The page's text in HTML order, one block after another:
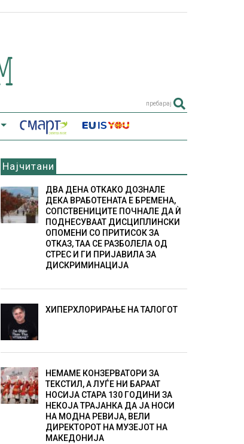
пребарај
Најчитани
ДВА ДЕНА ОТКАКО ДОЗНАЛЕ
ДЕКА ВРАБОТЕНАТА Е БРЕМЕНА,
СОПСТВЕНИЦИТЕ ПОЧНАЛЕ ДА Ѝ
ПОДНЕСУВААТ ДИСЦИПЛИНСКИ
ОПОМЕНИ СО ПРИТИСОК ЗА
ОТКАЗ, ТАА СЕ РАЗБОЛЕЛА ОД
СТРЕС И ГИ ПРИЈАВИЛА ЗА
ДИСКРИМИНАЦИЈА
ХИПЕРХЛОРИРАЊЕ НА ТАЛОГОТ
НЕМАМЕ КОНЗЕРВАТОРИ ЗА
ТЕКСТИЛ, А ЛУЃЕ НИ БАРААТ
НОСИЈА СТАРА 130 ГОДИНИ ЗА
НЕКОЈА ТРАЈАНКА ДА ЈА НОСИ
НА МОДНА РЕВИЈА, ВЕЛИ
ДИРЕКТОРОТ НА МУЗЕЈОТ НА
МАКЕДОНИЈА